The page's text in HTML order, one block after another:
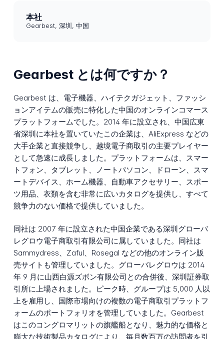
本社
Gearbest, 深圳, 中国
Gearbest とは何ですか？
Gearbest は、電子機器、ハイテクガジェット、ファッシ
ョンアイテムの販売に特化した中国のオンラインコマース
プラットフォームでした。2014 年に設立され、中国広東
省深圳に本社を置いていたこの企業は、AliExpress などの
大手企業と直接競争し、越境電子商取引の主要プレイヤー
として急速に成長しました。プラットフォームは、スマー
トフォン、タブレット、ノートパソコン、ドローン、スマ
ートデバイス、ホーム機器、自動車アクセサリー、スポー
ツ用品、衣類を含む非常に広いカタログを提供し、すべて
競争力のない価格で提供していました。
同社は 2007 年に設立された中国企業である深圳グローバ
レグロウ電子商取引有限公司に属していました。同社は
Sammydress、Zaful、Rosegal などの他のオンライン販
売サイトも管理していました。グローバレグロウは 2014
年 9 月に山西白源ズボン有限公司との合併後、深圳証券取
引所に上場されました。ピーク時、グループは 5,000 人以
上を雇用し、国際市場向けの複数の電子商取引プラットフ
ォームのポートフォリオを管理していました。Gearbest
はこのコングロマリットの旗艦船となり、魅力的な価格と
膨大な技術製品カタログにより、毎月数百万の訪問者を引